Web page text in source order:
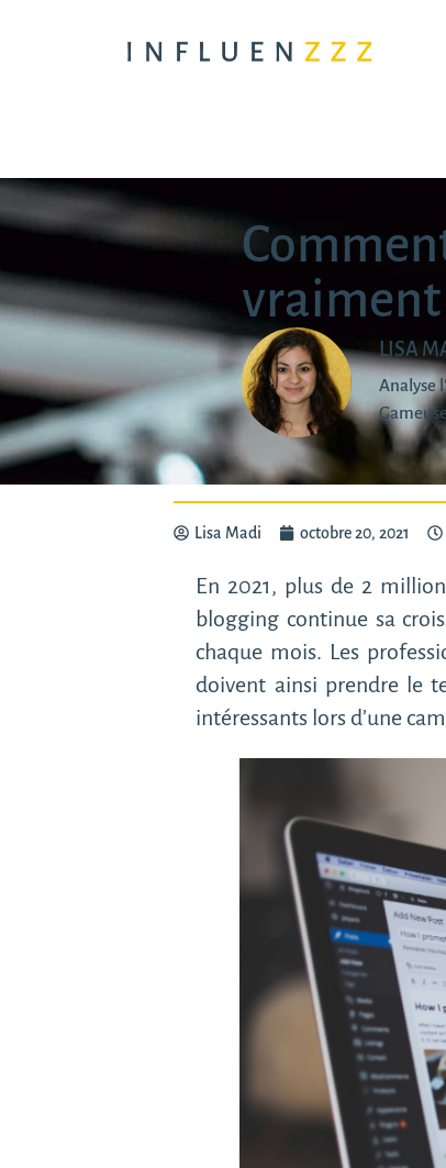
vraiment
LISA
Analyse
Lisa Madi octobre 20, 2021
En 2021, plus de 2
blogging continue sa
chaque mois. Les
doivent ainsi prendre le
intéressants lors d’une